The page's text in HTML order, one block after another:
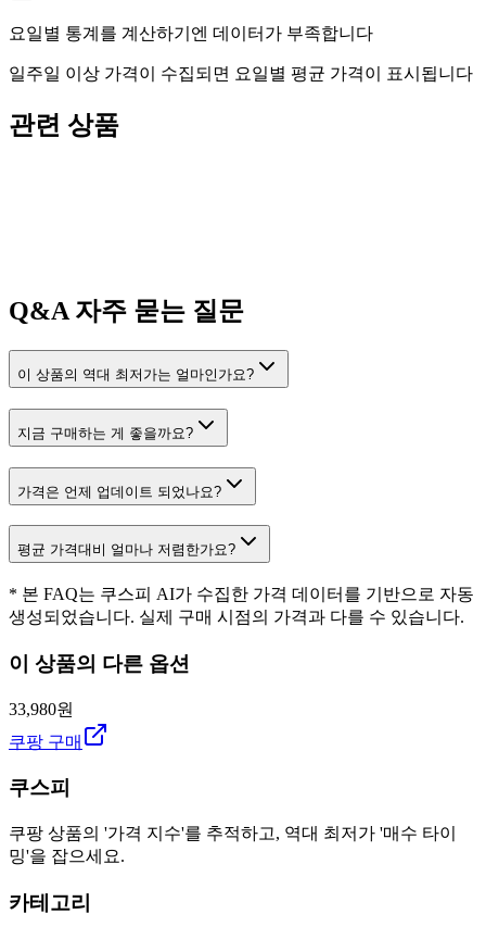
요일별 통계를 계산하기엔 데이터가 부족합니다
일주일 이상 가격이 수집되면 요일별 평균 가격이 표시됩니다
관련 상품
Q&A자주 묻는 질문
이 상품의 역대 최저가는 얼마인가요?
지금 구매하는 게 좋을까요?
가격은 언제 업데이트 되었나요?
평균 가격대비 얼마나 저렴한가요?
* 본 FAQ는 쿠스피 AI가 수집한 가격 데이터를 기반으로 자동
생성되었습니다. 실제 구매 시점의 가격과 다를 수 있습니다.
이 상품의 다른 옵션
33,980원
쿠팡 구매
쿠스피
쿠팡 상품의 '가격 지수'를 추적하고, 역대 최저가 '매수 타이
밍'을 잡으세요.
카테고리